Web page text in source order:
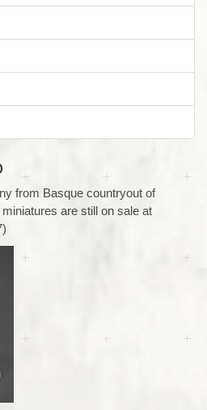
from Basque countryout of
are still on sale at